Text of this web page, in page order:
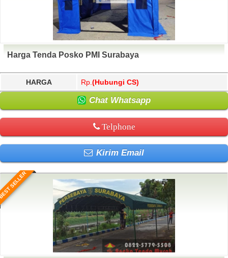
Harga Tenda Posko PMI Surabaya
HARGA Rp. (Hubungi CS)
Chat Whatsapp
Telphone
Kirim Email
SELLER